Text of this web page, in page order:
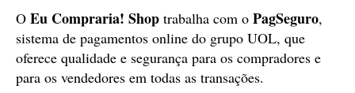
O Eu Compraria! Shop trabalha com o PagSeguro,
sistema de pagamentos online do grupo UOL, que
oferece qualidade e segurança para os compradores e
para os vendedores em todas as transações.